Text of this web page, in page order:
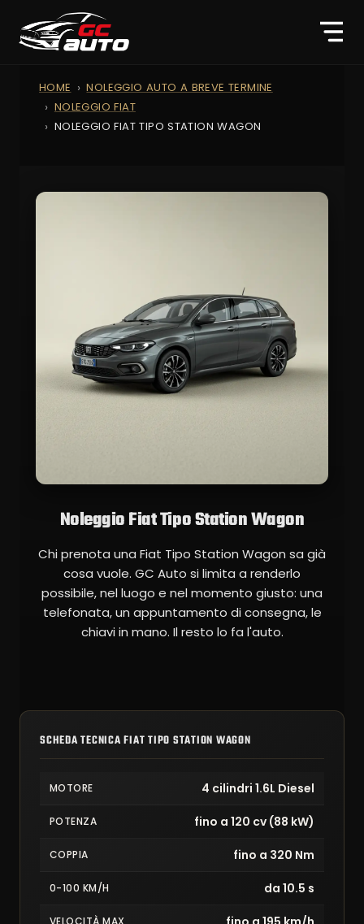
HOME
NOLEGGIO AUTO A BREVE TERMINE
NOLEGGIO FIAT
NOLEGGIO FIAT TIPO STATION WAGON
Noleggio Fiat Tipo Station Wagon
Chi prenota una Fiat Tipo Station Wagon sa già
cosa vuole. GC Auto si limita a renderlo
possibile, nel luogo e nel momento giusto: una
telefonata, un appuntamento di consegna, le
chiavi in mano. Il resto lo fa l'auto.
SCHEDA TECNICA FIAT TIPO STATION WAGON
MOTORE 4 cilindri 1.6L Diesel
POTENZA fino a 120 cv (88 kW)
COPPIA fino a 320 Nm
0-100 KM/H da 10.5 s